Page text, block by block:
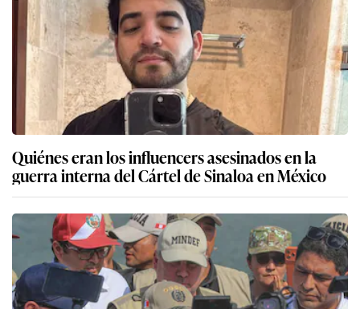
Quiénes eran los influencers asesinados en la
guerra interna del Cártel de Sinaloa en México